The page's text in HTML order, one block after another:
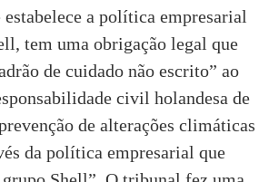
estabelece a política empresarial
tem uma obrigação legal que
de cuidado não escrito” ao
civil holandesa de
de alterações climáticas
da política empresarial que